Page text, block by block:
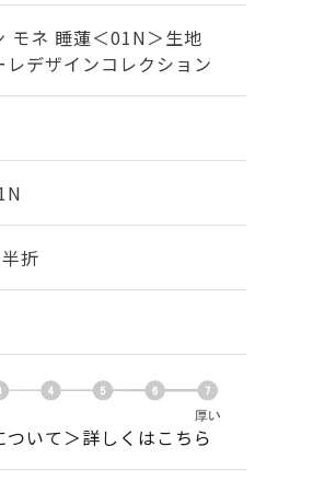
モネ 睡蓮＜01N＞生地
レデザインコレクション
折
ついて＞詳しくはこちら